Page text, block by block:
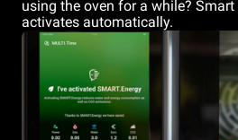
using the oven for a while?
activates automatically.